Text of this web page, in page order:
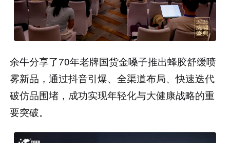
余牛分享了70年老牌国货金嗓子推出蜂胶舒缓喷
雾新品，通过抖音引爆、全渠道布局、快速迭代
破仿品围堵，成功实现年轻化与大健康战略的重
要突破。